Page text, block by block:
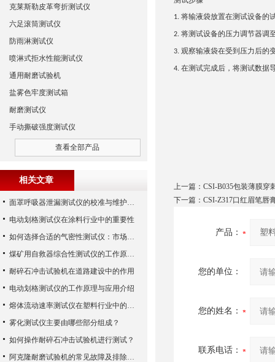
1. 将输液袋放置在测试设备的
2. 将测试设备的压力调节器调
3. 观察输液袋在受到压力后的
4. 在测试完成后，将测试数据
上一篇： CSI-B035包装薄膜穿
下一篇： CSI-Z317口红眉笔唇
产品：
您的单位：
您的姓名：
联系电话：
克莱斯勒皮革弯折测试仪
六足滚筒测试仪
防雨淋测试仪
喷淋式拒水性能测试仪
通用耐磨试验机
盐雾色牢度测试箱
耐磨测试仪
手动撕破强度测试仪
查看全部产品
相关文章
面罩呼吸器泄漏测试仪的校准与维护技巧
电动划格测试仪在涂料行业中的重要性
如何选择合适的气密性测试仪：市场指南
煤矿用自救器综合性测试仪的工作原理与功能解析
耐碎石冲击试验机在道路建设中的作用
电动划格测试仪的工作原理与应用介绍
熔体流动速率测试仪在塑料行业中的应用
雾化测试仪主要由哪些部分组成？
如何操作耐碎石冲击试验机进行测试？
阿克隆耐磨试验机的常见故障及排除方法